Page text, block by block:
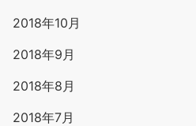
2018年10月
2018年9月
2018年8月
2018年7月